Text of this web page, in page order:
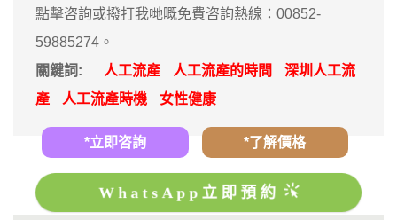
點擊咨詢或撥打我哋嘅免費咨詢熱線：00852-
59885274。
關鍵詞:
人工流產 人工流產的時間
深圳人工流
產
人工流產時機 女性健康
*立即咨詢 *了解價格
WhatsApp立即預約